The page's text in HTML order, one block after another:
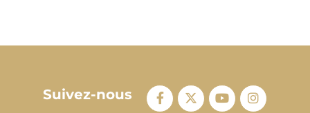
Suivez-nous